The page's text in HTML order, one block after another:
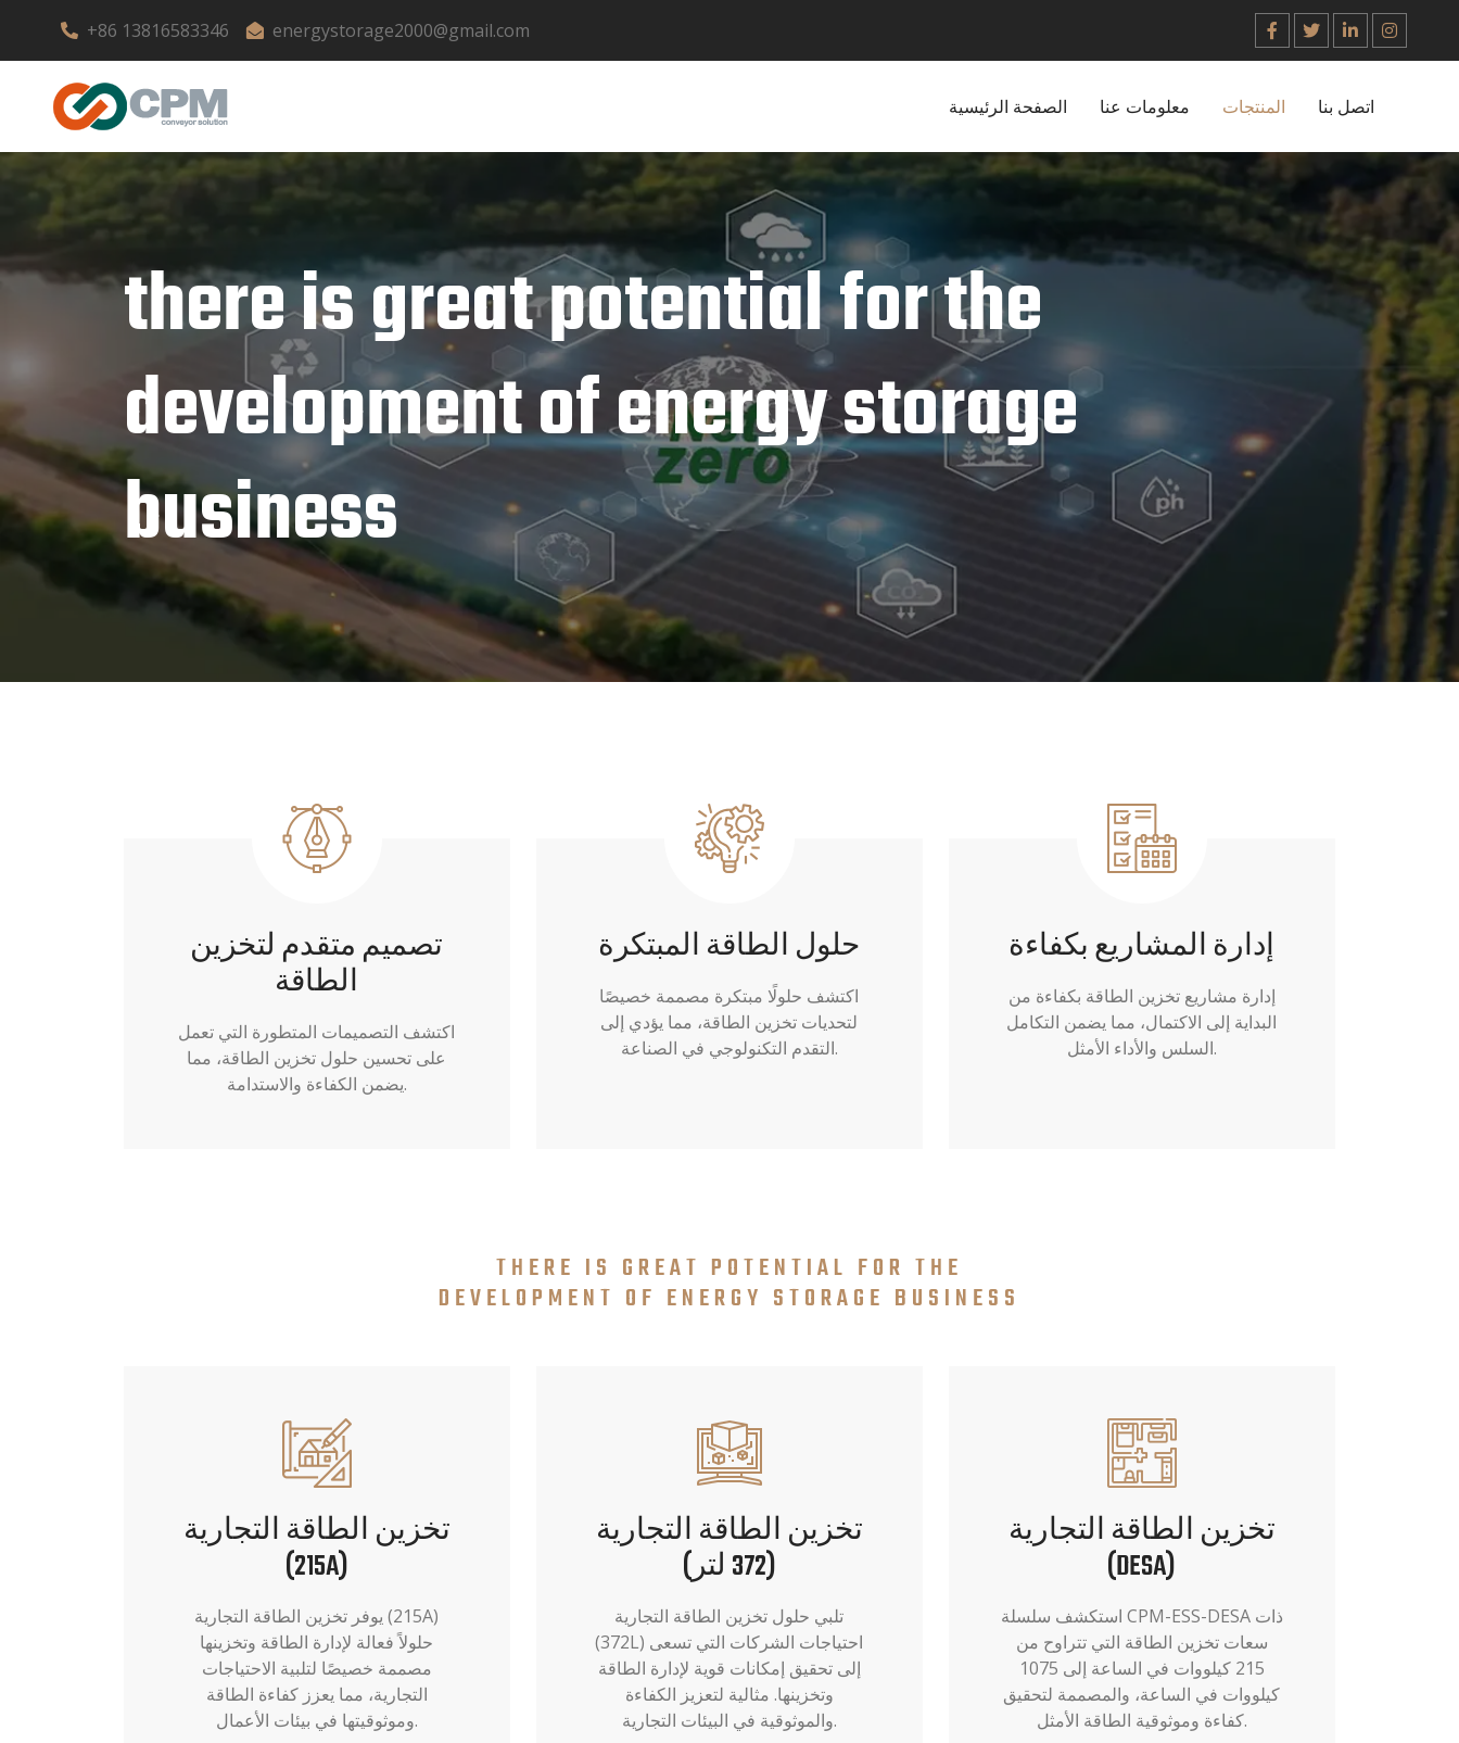
+86 13816583346 energystorage2000@gmail.com
الصفحة الرئيسية معلومات عنا المنتجات اتصل بنا
there is great potential for the
development of energy storage
business
تصميم متقدم لتخزين
الطاقة
اكتشف التصميمات المتطورة التي تعمل
على تحسين حلول تخزين الطاقة، مما
يضمن الكفاءة والاستدامة.
حلول الطاقة المبتكرة
اكتشف حلولًا مبتكرة مصممة خصيصًا
لتحديات تخزين الطاقة، مما يؤدي إلى
التقدم التكنولوجي في الصناعة.
إدارة المشاريع بكفاءة
إدارة مشاريع تخزين الطاقة بكفاءة من
البداية إلى الاكتمال، مما يضمن التكامل
السلس والأداء الأمثل.
THERE IS GREAT POTENTIAL FOR THE
DEVELOPMENT OF ENERGY STORAGE BUSINESS
تخزين الطاقة التجارية
(215A)
يوفر تخزين الطاقة التجارية (215A)
حلولاً فعالة لإدارة الطاقة وتخزينها
مصممة خصيصًا لتلبية الاحتياجات
التجارية، مما يعزز كفاءة الطاقة
وموثوقيتها في بيئات الأعمال.
تخزين الطاقة التجارية
(372 لتر)
تلبي حلول تخزين الطاقة التجارية
(372L) احتياجات الشركات التي تسعى
إلى تحقيق إمكانات قوية لإدارة الطاقة
وتخزينها. مثالية لتعزيز الكفاءة
والموثوقية في البيئات التجارية.
تخزين الطاقة التجارية
(DESA)
استكشف سلسلة CPM-ESS-DESA ذات
سعات تخزين الطاقة التي تتراوح من
215 كيلووات في الساعة إلى 1075
كيلووات في الساعة، والمصممة لتحقيق
كفاءة وموثوقية الطاقة الأمثل.